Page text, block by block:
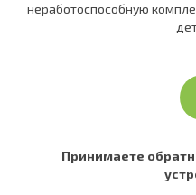
неработоспособную
Принимаете